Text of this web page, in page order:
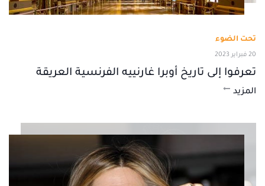
تحت الضوء
20 فبراير 2023
تعرفوا إلى تاريخ أوبرا غارنييه الفرنسية العريقة
المزيد